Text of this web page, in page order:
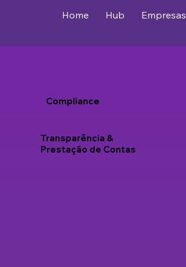
Home Hub Empresas
Compliance
Transparência &
Prestação de Contas